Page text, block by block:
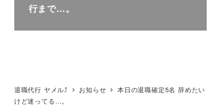
行まで…。
退職代行 ヤメル⤴ お知らせ
本日の退職確定5名 辞めたい
けど迷ってる…。